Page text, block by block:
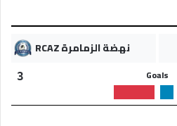
نهضة الزمامرة RCAZ
Goals
3